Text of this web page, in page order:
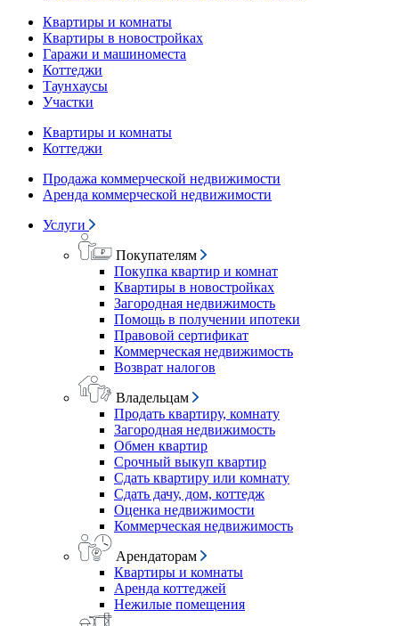
Квартиры и комнаты
Квартиры в новостройках
Гаражи и машиноместа
Коттеджи
Таунхаусы
Участки
Квартиры и комнаты
Коттеджи
Продажа коммерческой недвижимости
Аренда коммерческой недвижимости
Услуги
Покупателям
Покупка квартир и комнат
Квартиры в новостройках
Загородная недвижимость
Помощь в получении ипотеки
Правовой сертификат
Коммерческая недвижимость
Возврат налогов
Владельцам
Продать квартиру, комнату
Загородная недвижимость
Обмен квартир
Срочный выкуп квартир
Сдать квартиру или комнату
Сдать дачу, дом, коттедж
Оценка недвижимости
Коммерческая недвижимость
Арендаторам
Квартиры и комнаты
Аренда коттеджей
Нежилые помещения